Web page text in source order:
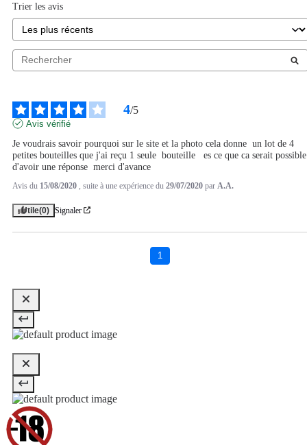
Trier les avis
4/5
Avis vérifié
Je voudrais savoir pourquoi sur le site et la photo cela donne  un lot de 4
petites bouteilles que j'ai reçu 1 seule  bouteille   es ce que ca serait possible
d'avoir une réponse  merci d'avance
Avis du 15/08/2020 , suite à une expérience du 29/07/2020 par A.A.
Utile(0) Signaler
1